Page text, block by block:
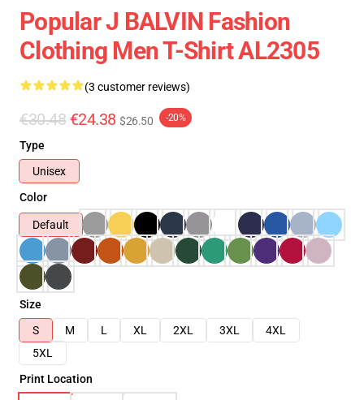
Popular J BALVIN Fashion
Clothing Men T-Shirt AL2305
(3 customer reviews)
€30.48 €24.38 $26.50 -20%
Type
Unisex
Color
Default
Size
S
M L XL 2XL 3XL
4XL
5XL
Print Location